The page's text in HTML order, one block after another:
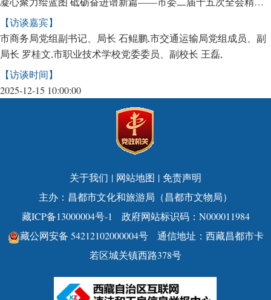
【访谈嘉宾】
市商务局党组副书记、局长 石鲲鹏,市交通运输局党组成员、副
局长 罗桂文,市职业技术学校党委委员、副校长 王磊,
【访谈时间】
2025-12-15 10:00:00
关于我们 | 网站地图 | 免责声明
主办：昌都市文化和旅游局（昌都市文物局）
藏ICP备13000004号-1
政府网站标识码：N000011984
藏公网安备 54212102000004号
通信地址：西藏昌都市卡
若区城关镇西路378号